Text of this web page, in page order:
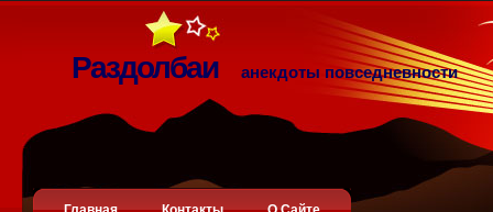
Раздолбаи анекдоты повседневности